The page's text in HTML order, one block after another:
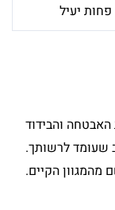
פחות יעיל
והבידוד
שעומד לרשותך.
מהמגוון הקיים.